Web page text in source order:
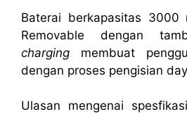
Baterai berkapasitas 3000
Removable dengan
charging membuat
dengan proses pengisian
Ulasan mengenai